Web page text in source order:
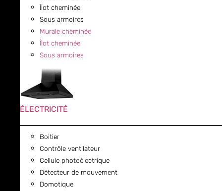
Îlot cheminée
Sous armoires
Murale cheminée
Îlot cheminée
Sous armoires
ÉLECTRICITÉ
Boitier
Contrôle ventilateur
Cellule photoélectrique
Détecteur de mouvement
Domotique